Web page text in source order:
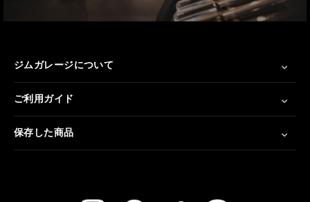
ジムガレージについて
ご利用ガイド
保存した商品